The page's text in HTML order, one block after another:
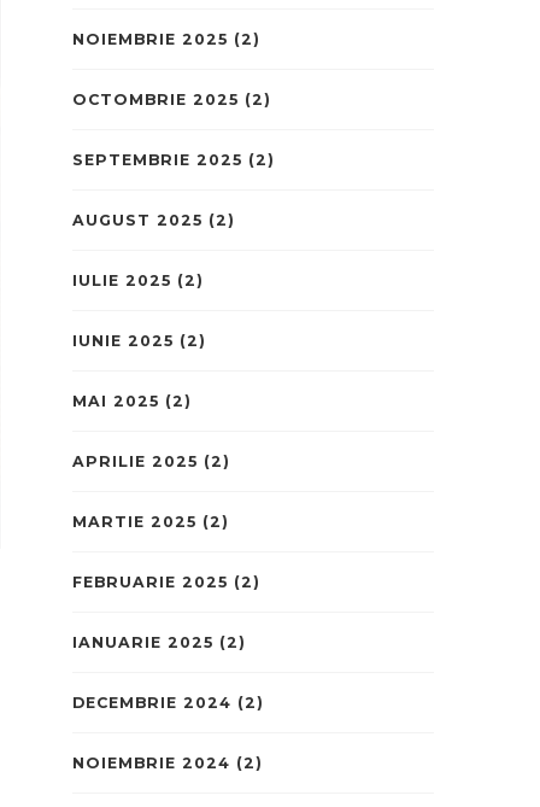
NOIEMBRIE 2025 (2)
OCTOMBRIE 2025 (2)
SEPTEMBRIE 2025 (2)
AUGUST 2025 (2)
IULIE 2025 (2)
IUNIE 2025 (2)
MAI 2025 (2)
APRILIE 2025 (2)
MARTIE 2025 (2)
FEBRUARIE 2025 (2)
IANUARIE 2025 (2)
DECEMBRIE 2024 (2)
NOIEMBRIE 2024 (2)